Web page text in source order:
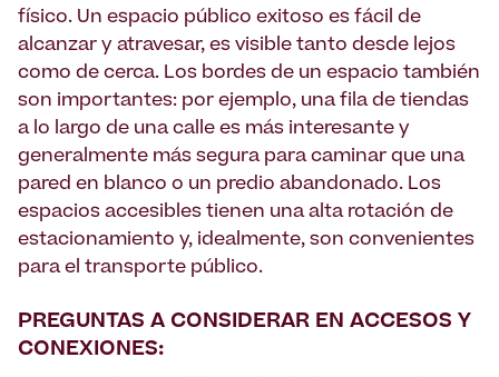
físico. Un espacio público exitoso es fácil de
alcanzar y atravesar, es visible tanto desde lejos
como de cerca. Los bordes de un espacio también
son importantes: por ejemplo, una fila de tiendas
a lo largo de una calle es más interesante y
generalmente más segura para caminar que una
pared en blanco o un predio abandonado. Los
espacios accesibles tienen una alta rotación de
estacionamiento y, idealmente, son convenientes
para el transporte público.
PREGUNTAS A CONSIDERAR EN ACCESOS Y
CONEXIONES: